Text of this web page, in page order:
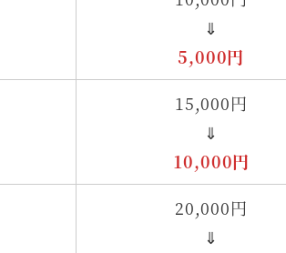
⇓
5,000円
15,000円
⇓
10,000円
20,000円
⇓